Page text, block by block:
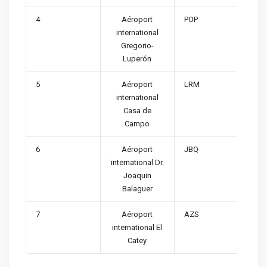
4
Aéroport
international
Gregorio-
Luperón
POP
5
Aéroport
international
Casa de
Campo
LRM
6
Aéroport
international Dr.
Joaquin
Balaguer
JBQ
7
Aéroport
international El
Catey
AZS